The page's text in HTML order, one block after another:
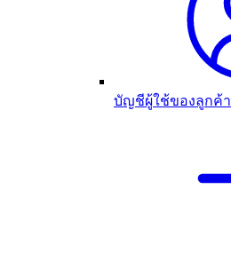
บัญชีผู้ใช้ของลูกค้า